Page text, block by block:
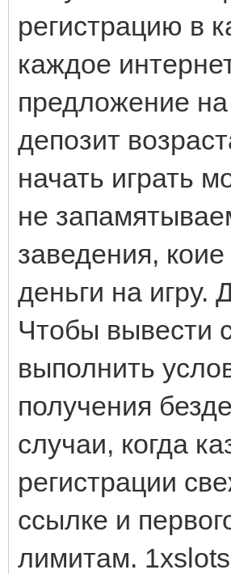
регистрацию в
каждое
предложение
депозит
начать играть
не
заведения,
деньги на игру.
Чтобы вывести
выполнить
получения
случаи, когда
регистрации
ссылке и
лимитам.